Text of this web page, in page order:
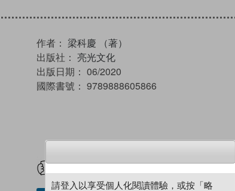
作者： 梁科慶 （著）
出版社： 亮光文化
出版日期： 06/2020
國際書號： 9789888605866
請登入以享受個人化閱讀體驗，或按「略